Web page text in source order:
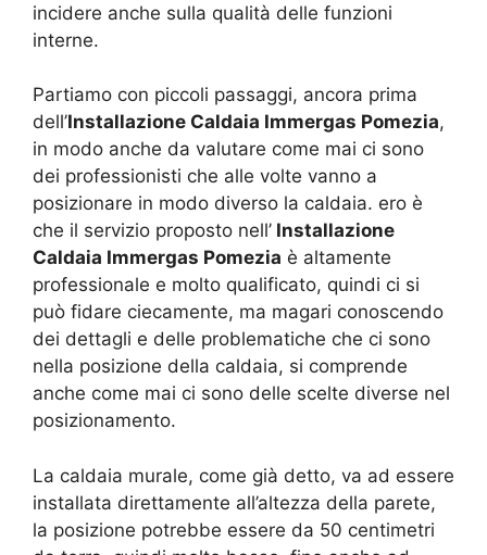
incidere anche sulla qualità delle funzioni
interne.
Partiamo con piccoli passaggi, ancora prima
dell’Installazione Caldaia Immergas Pomezia,
in modo anche da valutare come mai ci sono
dei professionisti che alle volte vanno a
posizionare in modo diverso la caldaia. ero è
che il servizio proposto nell’ Installazione
Caldaia Immergas Pomezia è altamente
professionale e molto qualificato, quindi ci si
può fidare ciecamente, ma magari conoscendo
dei dettagli e delle problematiche che ci sono
nella posizione della caldaia, si comprende
anche come mai ci sono delle scelte diverse nel
posizionamento.
La caldaia murale, come già detto, va ad essere
installata direttamente all’altezza della parete,
la posizione potrebbe essere da 50 centimetri